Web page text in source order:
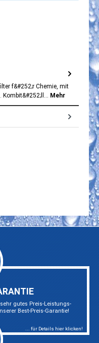
f&#252;r Chemie, mit
Kombit&#252;ll… Mehr
gutes Preis-Leistungs-
Best-Preis-Garantie!
... für Details hier klicken!